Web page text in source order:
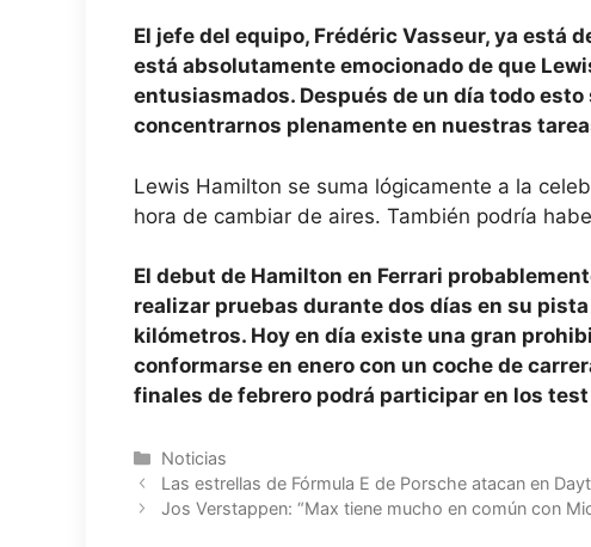
El jefe del equipo, Frédéric Vasseur, ya está
está absolutamente emocionado de que
entusiasmados. Después de un día todo
concentrarnos plenamente en nuestras
Lewis Hamilton se suma lógicamente a la
hora de cambiar de aires. También podría
El debut de Hamilton en Ferrari
realizar pruebas durante dos días en su
kilómetros. Hoy en día existe una gran
conformarse en enero con un coche de
finales de febrero podrá participar en los
Categorías
Noticias
Las estrellas de Fórmula E de Porsche atacan en
Jos Verstappen: “Max tiene mucho en común con